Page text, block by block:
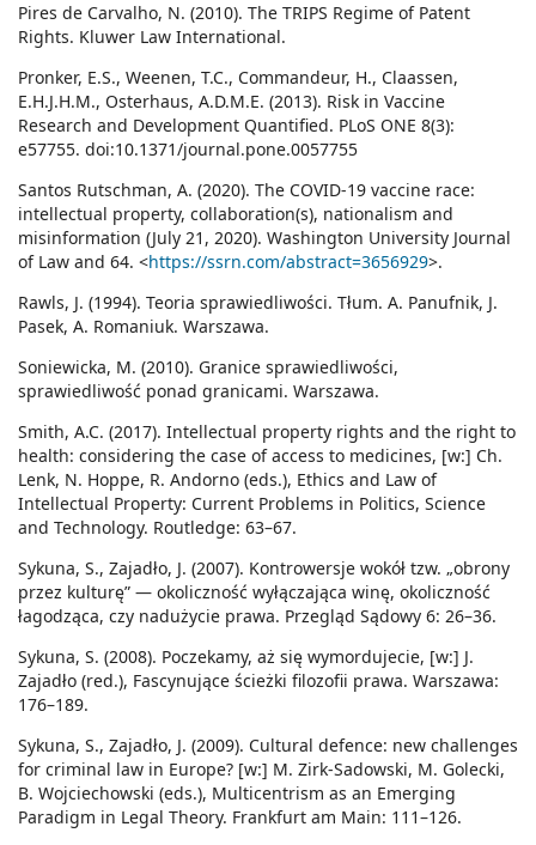
Pires de Carvalho, N. (2010). The TRIPS Regime of Patent
Rights. Kluwer Law International.
Pronker, E.S., Weenen, T.C., Commandeur, H., Claassen,
E.H.J.H.M., Osterhaus, A.D.M.E. (2013). Risk in Vaccine
Research and Development Quantified. PLoS ONE 8(3):
e57755. doi:10.1371/journal.pone.0057755
Santos Rutschman, A. (2020). The COVID-19 vaccine race:
intellectual property, collaboration(s), nationalism and
misinformation (July 21, 2020). Washington University Journal
of Law and 64. <https://ssrn.com/abstract=3656929>.
Rawls, J. (1994). Teoria sprawiedliwości. Tłum. A. Panufnik, J.
Pasek, A. Romaniuk. Warszawa.
Soniewicka, M. (2010). Granice sprawiedliwości,
sprawiedliwość ponad granicami. Warszawa.
Smith, A.C. (2017). Intellectual property rights and the right to
health: considering the case of access to medicines, [w:] Ch.
Lenk, N. Hoppe, R. Andorno (eds.), Ethics and Law of
Intellectual Property: Current Problems in Politics, Science
and Technology. Routledge: 63–67.
Sykuna, S., Zajadło, J. (2007). Kontrowersje wokół tzw. „obrony
przez kulturę” — okoliczność wyłączająca winę, okoliczność
łagodząca, czy nadużycie prawa. Przegląd Sądowy 6: 26–36.
Sykuna, S. (2008). Poczekamy, aż się wymordujecie, [w:] J.
Zajadło (red.), Fascynujące ścieżki filozofii prawa. Warszawa:
176–189.
Sykuna, S., Zajadło, J. (2009). Cultural defence: new challenges
for criminal law in Europe? [w:] M. Zirk-Sadowski, M. Golecki,
B. Wojciechowski (eds.), Multicentrism as an Emerging
Paradigm in Legal Theory. Frankfurt am Main: 111–126.